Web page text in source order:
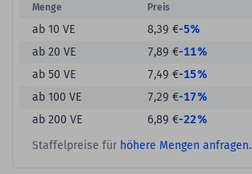
Menge Preis
ab 10 VE 8,39 €-5%
ab 20 VE
7,89 €-11%
ab 50 VE
7,49 €-15%
ab 100 VE
7,29 €-17%
ab 200 VE
6,89 €-22%
Staffelpreise für höhere Mengen anfragen.